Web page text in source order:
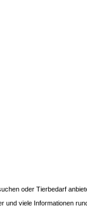
oder Tierbedarf
viele Informationen